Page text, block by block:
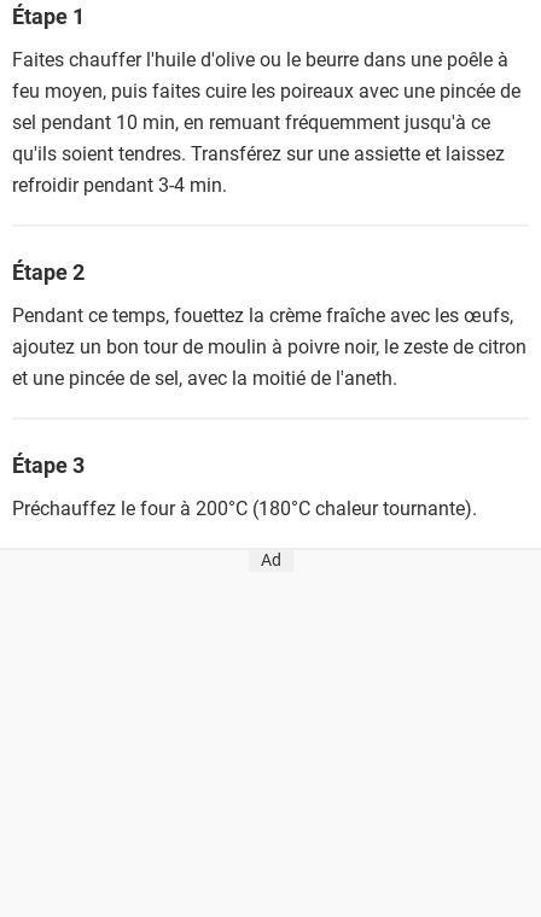
Étape 1
Faites chauffer l'huile d'olive ou le beurre dans une poêle à
feu moyen, puis faites cuire les poireaux avec une pincée de
sel pendant 10 min, en remuant fréquemment jusqu'à ce
qu'ils soient tendres. Transférez sur une assiette et laissez
refroidir pendant 3-4 min.
Étape 2
Pendant ce temps, fouettez la crème fraîche avec les œufs,
ajoutez un bon tour de moulin à poivre noir, le zeste de citron
et une pincée de sel, avec la moitié de l'aneth.
Étape 3
Préchauffez le four à 200°C (180°C chaleur tournante).
Ad